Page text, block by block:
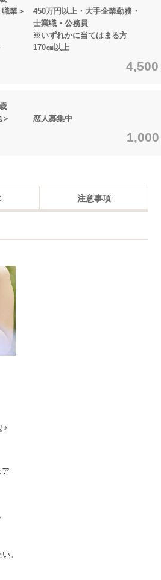
職業＞ 450万円以上・大手企業勤務・
職・公務員
れかに当てはまる方
＞ 170㎝以上
4,500
＞ 恋人募集中
1,000
注意事項
♪
。